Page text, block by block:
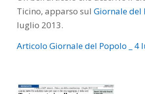
Ticino, apparso sul Giornale del
luglio 2013.
Articolo Giornale del Popolo _ 4